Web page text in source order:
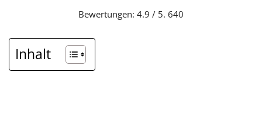
Bewertungen: 4.9 / 5. 640
Inhalt